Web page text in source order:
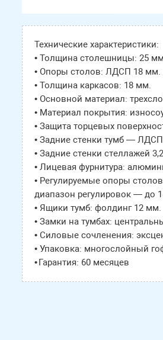
Технические характеристики:
• Толщина столешницы: 25
• Опоры столов: ЛДСП 18 мм.
• Толщина каркасов: 18 мм.
• Основной материал:
• Материал покрытия:
• Защита торцевых
• Задние стенки тумб —
• Задние стенки стеллажей
• Лицевая фурнитура:
• Регулируемые опоры
диапазон регулировок — до
• Ящики тумб: фолдинг 12 мм.
• Замки на тумбах:
• Силовые сочленения:
• Упаковка: многослойный
• Гарантия: 60 месяцев